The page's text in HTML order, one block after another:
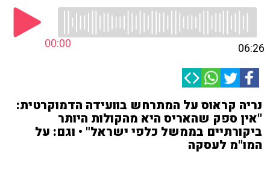
00:00 06:26
נריה קראוס על המתרחש בוועידה הדמוקרטית:
"אין ספק שהאריס היא מהקולות היותר
ביקורתיים בממשל כלפי ישראל" • וגם: על
המו"מ לעסקה